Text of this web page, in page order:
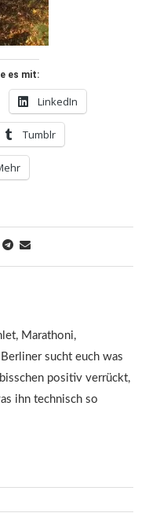
es mit:
LinkedIn
Tumblr
Marathoni,
sucht euch was
positiv verrückt,
ihn technisch so